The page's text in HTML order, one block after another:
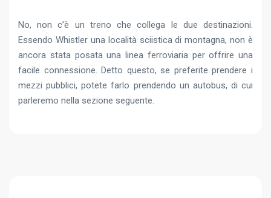
No, non c’è un treno che collega le due destinazioni.
Essendo Whistler una località sciistica di montagna, non è
ancora stata posata una linea ferroviaria per offrire una
facile connessione. Detto questo, se preferite prendere i
mezzi pubblici, potete farlo prendendo un autobus, di cui
parleremo nella sezione seguente.